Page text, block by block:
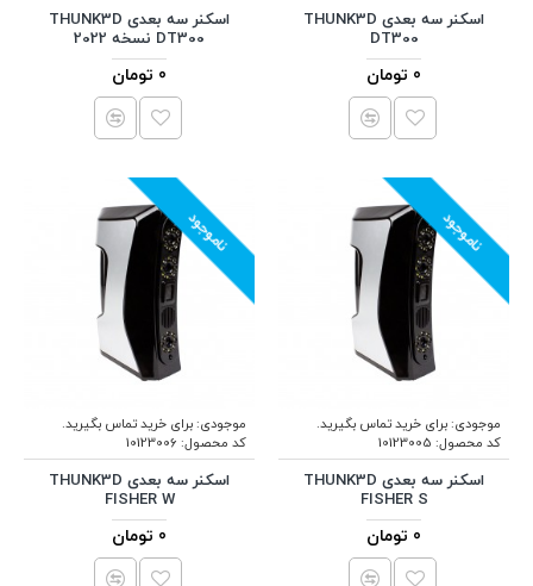
اسکنر سه بعدی THUNK3D
DT300
0 تومان
اسکنر سه بعدی THUNK3D
DT300 نسخه 2022
0 تومان
ناموجود
موجودی:برای خرید تماس بگیرید.
کد محصول: 10123005
اسکنر سه بعدی THUNK3D
FISHER S
0 تومان
ناموجود
موجودی:برای خرید تماس بگیرید.
کد محصول: 10123006
اسکنر سه بعدی THUNK3D
FISHER W
0 تومان